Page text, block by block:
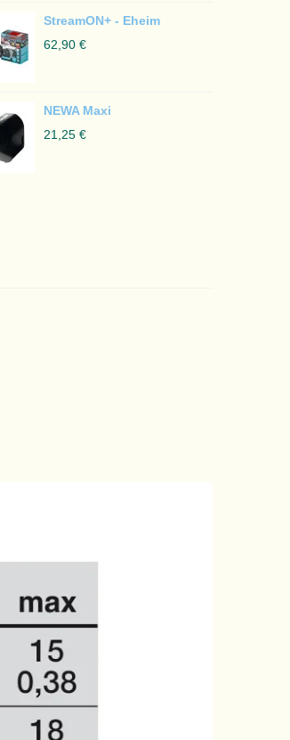
StreamON+ - Eheim
62,90 €
NEWA Maxi
21,25 €